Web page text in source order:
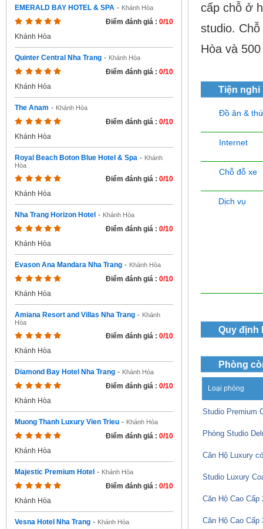
EMERALD BAY HOTEL & SPA - Khánh Hòa
Điểm đánh giá : 0/10
Khánh Hòa
Quinter Central Nha Trang - Khánh Hòa
Điểm đánh giá : 0/10
Khánh Hòa
The Anam - Khánh Hòa
Điểm đánh giá : 0/10
Khánh Hòa
Royal Beach Boton Blue Hotel & Spa - Khánh
Hòa
Điểm đánh giá : 0/10
Khánh Hòa
Nha Trang Horizon Hotel - Khánh Hòa
Điểm đánh giá : 0/10
Khánh Hòa
Evason Ana Mandara Nha Trang - Khánh Hòa
Điểm đánh giá : 0/10
Khánh Hòa
Amiana Resort and Villas Nha Trang - Khánh
Hòa
Điểm đánh giá : 0/10
Khánh Hòa
Diamond Bay Hotel Nha Trang - Khánh Hòa
Điểm đánh giá : 0/10
Khánh Hòa
Muong Thanh Luxury Vien Trieu - Khánh Hòa
Điểm đánh giá : 0/10
Khánh Hòa
Majestic Premium Hotel - Khánh Hòa
Điểm đánh giá : 0/10
Khánh Hòa
Vesna Hotel Nha Trang - Khánh Hòa
cấp chỗ ở
studio.
Hòa và
Tiện nghi
Đồ ăn &
Internet
Chỗ đỗ xe
Dịch vụ
Quy định
Phòng
Loại phòng
Studio Premium
Phòng Studio
Căn Hộ Luxury
Studio Luxury
Căn Hộ Cao
Căn Hộ Cao